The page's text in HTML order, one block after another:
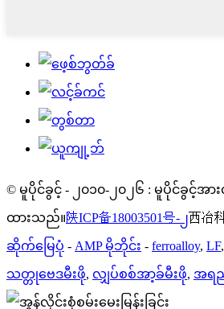
© မူပိုင်ခွင့် - ၂၀၁၀-၂၀၂၆ : မူပိုင်ခွင့်အ
ထားသည်။陕ICP备18003501号-၂西冶
ဆိုက်မြေပုံ - AMP မိုဘိုင်း - ferroalloy, LF,
သတ္တုဗေဒမီးဖို, လျှပ်စစ်အာ့ခ်မီးဖို, အရည်